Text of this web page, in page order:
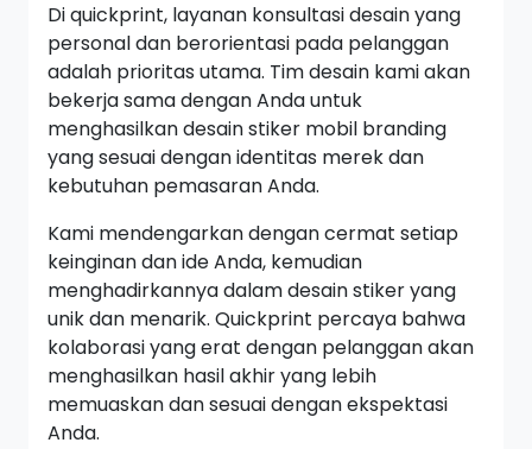
Di quickprint, layanan konsultasi desain yang
personal dan berorientasi pada pelanggan
adalah prioritas utama. Tim desain kami akan
bekerja sama dengan Anda untuk
menghasilkan desain stiker mobil branding
yang sesuai dengan identitas merek dan
kebutuhan pemasaran Anda.
Kami mendengarkan dengan cermat setiap
keinginan dan ide Anda, kemudian
menghadirkannya dalam desain stiker yang
unik dan menarik. Quickprint percaya bahwa
kolaborasi yang erat dengan pelanggan akan
menghasilkan hasil akhir yang lebih
memuaskan dan sesuai dengan ekspektasi
Anda.